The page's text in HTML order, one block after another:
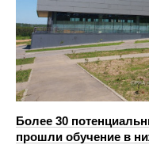
Более 30
прошли обучение в